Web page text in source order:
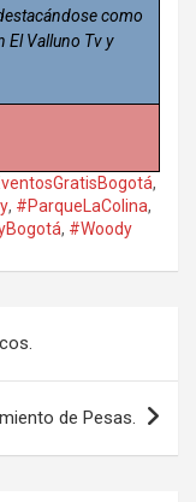
como
Valluno Tv y
,
, #ParqueLaColina,
, #Woody
de Pesas.